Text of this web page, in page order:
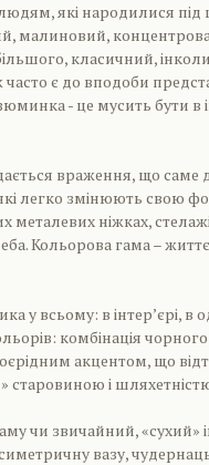
які народилися під
малиновий,
класичний,
є до вподоби
- це мусить бути в
враження, що саме
легко змінюють свою
металевих ніжках,
Кольорова гама –
у всьому: в інтер’єрі, в
комбінація
акцентом, що
старовиною і
чи звичайний, «сухий»
вазу,